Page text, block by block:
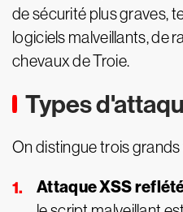
de sécurité plus graves,
logiciels malveillants, de
chevaux de Troie.
Types
On distingue trois
Attaque XSS